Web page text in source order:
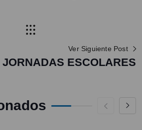
Ver Siguiente Post
JORNADAS ESCOLARES